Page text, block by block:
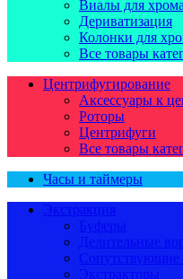
Виалы для
Дериватизация
Колонки для
Все товары
Центрифугирование
Аксессуары к
Роторы
Центрифуги
Все товары
Часы и таймеры
Экстракция
Буферы
Делительные
Сопутствующие
Экстракторы